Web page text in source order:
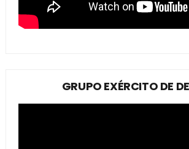
GRUPO EXÉRCITO DE